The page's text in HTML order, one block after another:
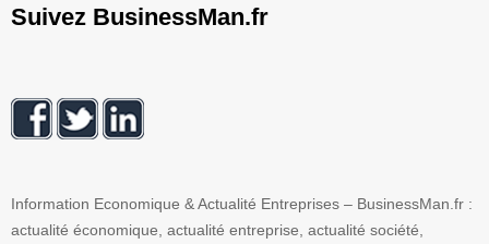
Suivez BusinessMan.fr
Information Economique & Actualité Entreprises – BusinessMan.fr :
actualité économique, actualité entreprise, actualité société,